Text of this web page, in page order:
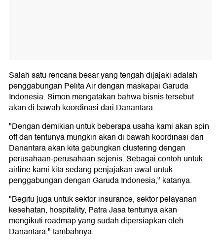
Salah satu rencana besar yang tengah dijajaki adalah
penggabungan Pelita Air dengan maskapai Garuda
Indonesia. Simon mengatakan bahwa bisnis tersebut
akan di bawah koordinasi dari Danantara.
"Dengan demikian untuk beberapa usaha kami akan spin
off dan tentunya mungkin akan di bawah koordinasi dari
Danantara akan kita gabungkan clustering dengan
perusahaan-perusahaan sejenis. Sebagai contoh untuk
airline kami kita sedang penjajakan awal untuk
penggabungan dengan Garuda Indonesia," katanya.
"Begitu juga untuk sektor insurance, sektor pelayanan
kesehatan, hospitality, Patra Jasa tentunya akan
mengikuti roadmap yang sudah dipersiapkan oleh
Danantara," tambahnya.